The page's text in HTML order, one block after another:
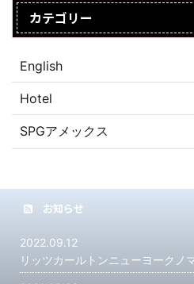
カテゴリー
English
Hotel
SPGアメックス
お知らせ
2022.09.12
リッツカールトンニューヨークノ